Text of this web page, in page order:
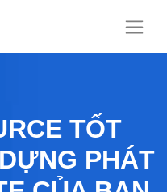
TỐT
PHÁT